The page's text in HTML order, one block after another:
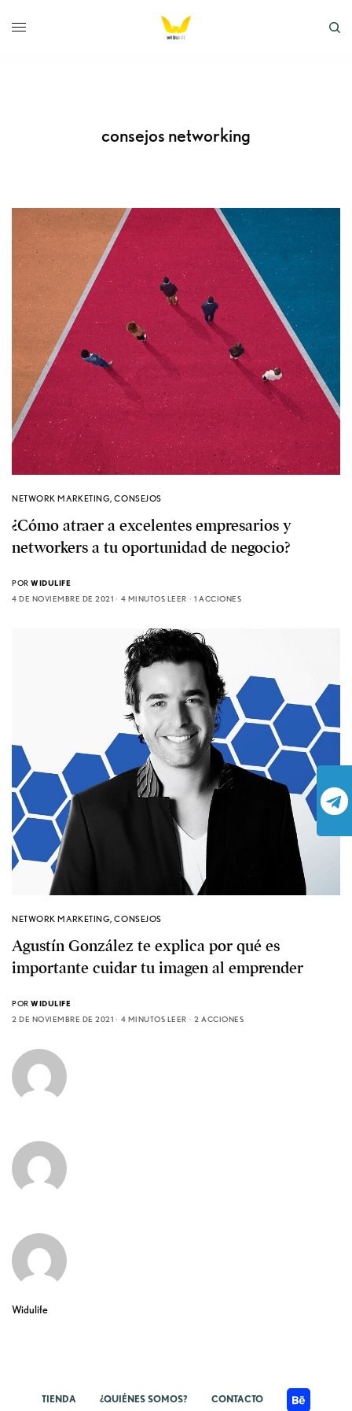
consejos networking
NETWORK MARKETING,CONSEJOS
¿Cómo atraer a excelentes empresarios y
networkers a tu oportunidad de negocio?
POR WIDULIFE
4 DE NOVIEMBRE DE 2021
4 MINUTOS LEER 1 ACCIONES
NETWORK MARKETING,CONSEJOS
Agustín González te explica por qué es
importante cuidar tu imagen al emprender
POR WIDULIFE
2 DE NOVIEMBRE DE 2021
4 MINUTOS LEER 2 ACCIONES
Widulife
TIENDA ¿QUIÉNES SOMOS? CONTACTO